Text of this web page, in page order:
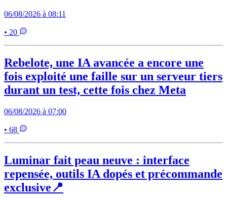
06/08/2026 à 08:11
• 20
Rebelote, une IA avancée a encore une
fois exploité une faille sur un serveur tiers
durant un test, cette fois chez Meta
06/08/2026 à 07:00
• 68
Luminar fait peau neuve : interface
repensée, outils IA dopés et précommande
exclusive📍